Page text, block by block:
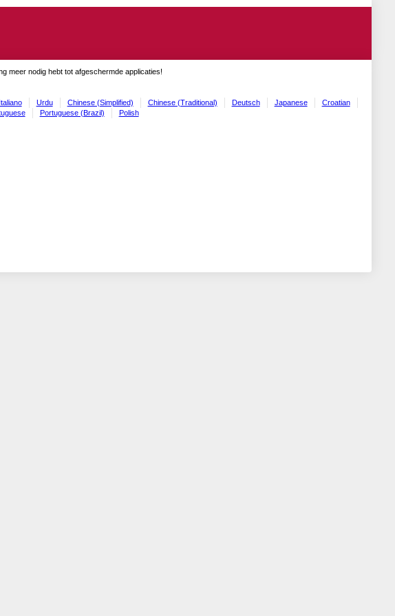
meer nodig hebt tot afgeschermde applicaties!
Italiano Urdu Chinese (Simplified) Chinese (Traditional) Deutsch Japanese
Croatian
Portuguese (Brazil) Polish